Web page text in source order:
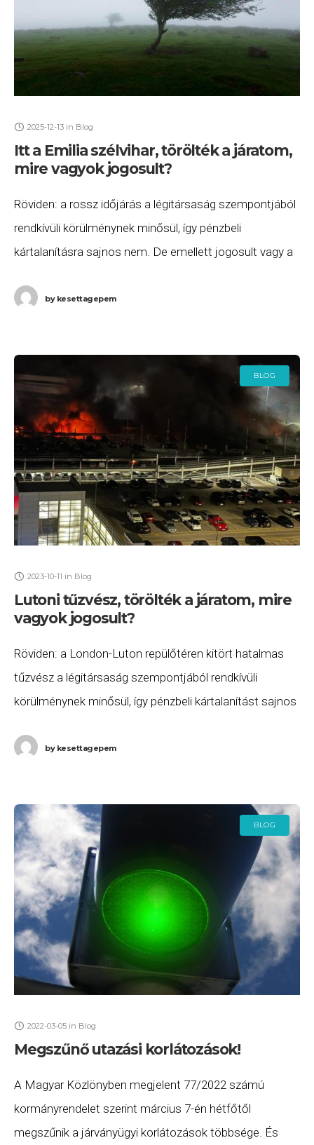
2025-12-13 in Blog
Itt a Emilia szélvihar, törölték a járatom,
mire vagyok jogosult?
Röviden: a rossz időjárás a légitársaság szempontjából
rendkívüli körülménynek minősül, így pénzbeli
kártalanításra sajnos nem. De emellett jogosult vagy a
annak indulásáig. Ha ezeket
bykesettagepem
BLOG
2023-10-11 in Blog
Lutoni tűzvész, törölték a járatom, mire
vagyok jogosult?
Röviden: a London-Luton repülőtéren kitört hatalmas
tűzvész a légitársaság szempontjából rendkívüli
körülménynek minősül, így pénzbeli kártalanítást sajnos
átfoglalására, valamint szállásra és ellátásra
bykesettagepem
BLOG
2022-03-05 in Blog
Megszűnő utazási korlátozások!
A Magyar Közlönyben megjelent 77/2022 számú
kormányrendelet szerint március 7-én hétfőtől
megszűnik a járványügyi korlátozások többsége. És